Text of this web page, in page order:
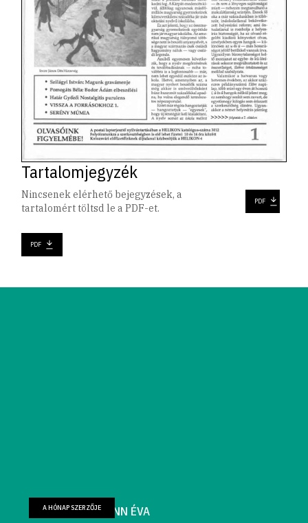
Tartalomjegyzék
Nincsenek elérhető bejegyzések, a
tartalomért töltsd le a PDF-et.
PDF
PDF
FARKAS WELLMANN ÉVA
A HÓNAP SZERZŐJE